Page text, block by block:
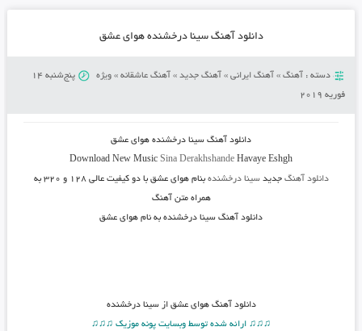
دانلود آهنگ سینا درخشنده هوای عشق
دسته : آهنگ» آهنگ ایرانی» آهنگ جدید» آهنگ عاشقانه» ویژه
پنج‌شنبه 14
فوریه 2019
دانلود آهنگ سینا درخشنده هوای عشق
Download New MusicSina Derakhshande Havaye Eshgh
دانلود آهنگ جدید سینا درخشنده بنام هوای عشق
با دو کیفیت عالی ۱۲۸ و ۳۲۰ به
همراه متن آهنگ
دانلود آهنگ سینا درخشنده به نام هوای عشق
دانلود آهنگ هوای عشق از سینا درخشنده
♫♫♫ ارائه شده توسط وبسایت پونه موزیک ♫♫♫